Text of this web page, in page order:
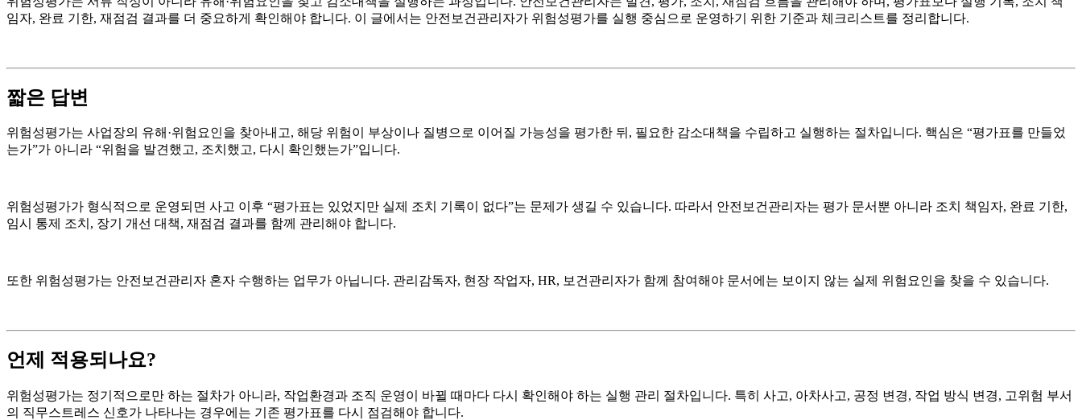
임자, 완료 기한, 재점검 결과를 더 중요하게 확인해야 합니다. 이 글에서는 안전보건관리자가 위험성평가를 실행 중심으로 운영하기 위한 기준과 체크리스트를 정리합니다.
짧은 답변
위험성평가는 사업장의 유해·위험요인을 찾아내고, 해당 위험이 부상이나 질병으로 이어질 가능성을 평가한 뒤, 필요한 감소대책을 수립하고 실행하는 절차입니다. 핵심은 “평가표를 만들었
는가”가 아니라 “위험을 발견했고, 조치했고, 다시 확인했는가”입니다.
위험성평가가 형식적으로 운영되면 사고 이후 “평가표는 있었지만 실제 조치 기록이 없다”는 문제가 생길 수 있습니다. 따라서 안전보건관리자는 평가 문서뿐 아니라 조치 책임자, 완료 기한,
임시 통제 조치, 장기 개선 대책, 재점검 결과를 함께 관리해야 합니다.
또한 위험성평가는 안전보건관리자 혼자 수행하는 업무가 아닙니다. 관리감독자, 현장 작업자, HR, 보건관리자가 함께 참여해야 문서에는 보이지 않는 실제 위험요인을 찾을 수 있습니다.
언제 적용되나요?
위험성평가는 정기적으로만 하는 절차가 아니라, 작업환경과 조직 운영이 바뀔 때마다 다시 확인해야 하는 실행 관리 절차입니다. 특히 사고, 아차사고, 공정 변경, 작업 방식 변경, 고위험 부서
의 직무스트레스 신호가 나타나는 경우에는 기존 평가표를 다시 점검해야 합니다.